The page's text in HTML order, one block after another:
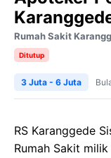
Rumah Sakit
Ditutup
3 Juta - 6 Juta
RS Karanggede
Rumah Sakit